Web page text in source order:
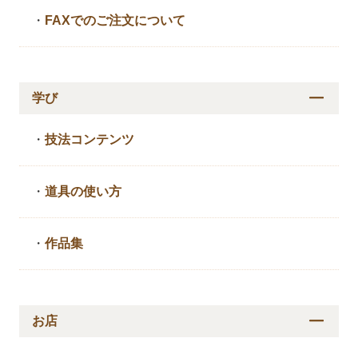
・ FAXでのご注文について
学び
・技法コンテンツ
・道具の使い方
・作品集
お店